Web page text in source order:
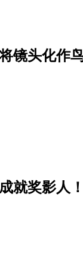
镜头化作
就奖影人